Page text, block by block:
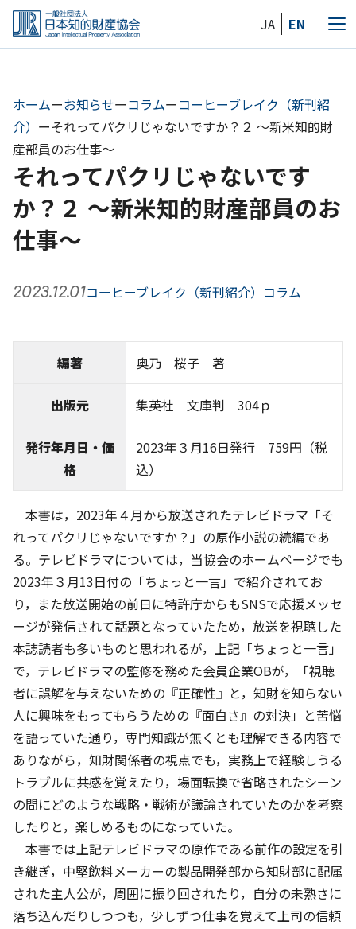
Skip
the
JA EN
メ
ホームーお知らせーコラムーコーヒーブレイク（新刊紹
介） ーそれってパクリじゃないですか？２ ～新米知的財
産部員のお仕事～
それってパクリじゃないです
か？２ ～新米知的財産部員のお
仕事～
2023.12.01コーヒーブレイク（新刊紹介） コラム
編著 奥乃 桜子 著
出版元 集英社 文庫判 304ｐ
発行年月日・価
格
2023年３月16日発行 759円（税
込）
本書は，2023年４月から放送されたテレビドラマ「そ
れってパクリじゃないですか？」の原作小説の続編であ
る。テレビドラマについては，当協会のホームページでも
2023年３月13日付の「ちょっと一言」で紹介されてお
り，また放送開始の前日に特許庁からもSNSで応援メッセ
ージが発信されて話題となっていたため，放送を視聴した
本誌読者も多いものと思われるが，上記「ちょっと一言」
で，テレビドラマの監修を務めた会員企業OBが，「視聴
者に誤解を与えないための『正確性』と，知財を知らない
人に興味をもってもらうための『面白さ』の対決」と苦悩
を語っていた通り，専門知識が無くとも理解できる内容で
ありながら，知財関係者の視点でも，実務上で経験しうる
トラブルに共感を覚えたり，場面転換で省略されたシーン
の間にどのような戦略・戦術が議論されていたのかを考察
したりと，楽しめるものになっていた。
本書では上記テレビドラマの原作である前作の設定を引
き継ぎ，中堅飲料メーカーの製品開発部から知財部に配属
された主人公が，周囲に振り回されたり，自分の未熟さに
落ち込んだりしつつも，少しずつ仕事を覚えて上司の信頼